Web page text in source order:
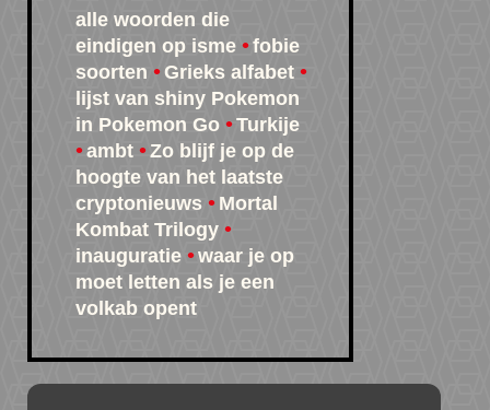
alle woorden die
eindigen op isme
fobie
soorten
Grieks alfabet
lijst van shiny Pokemon
in Pokemon Go
Turkije
ambt
Zo blijf je op de
hoogte van het laatste
cryptonieuws
Mortal
Kombat Trilogy
inauguratie
waar je op
moet letten als je een
volkab opent